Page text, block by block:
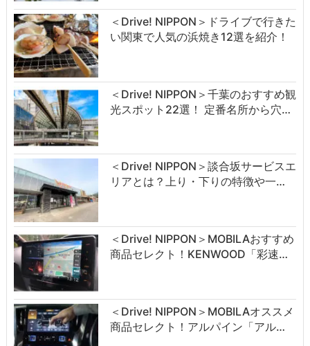
＜Drive! NIPPON＞ドライブで行きた
い関東で人気の浜焼き12選を紹介！
＜Drive! NIPPON＞千葉のおすすめ観
光スポット22選！ 定番名所から穴…
＜Drive! NIPPON＞談合坂サービスエ
リアとは？上り・下りの特徴や一…
＜Drive! NIPPON＞MOBILAおすすめ
商品セレクト！KENWOOD「彩速…
＜Drive! NIPPON＞MOBILAオススメ
商品セレクト！アルパイン「アル…